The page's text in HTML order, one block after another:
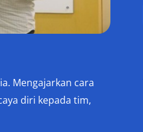
Mengajarkan cara
diri kepada tim,